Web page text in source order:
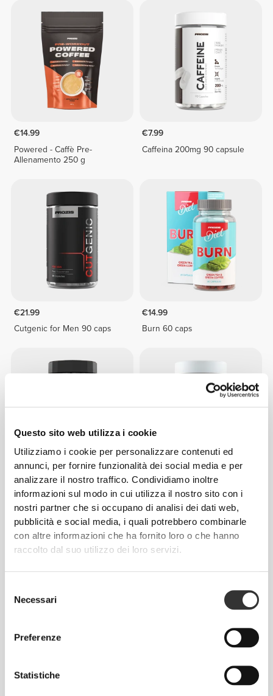
Questo sito web utilizza i cookie
Utilizziamo i cookie per personalizzare contenuti ed
annunci, per fornire funzionalità dei social media e per
analizzare il nostro traffico. Condividiamo inoltre
informazioni sul modo in cui utilizza il nostro sito con i
nostri partner che si occupano di analisi dei dati web,
pubblicità e social media, i quali potrebbero combinarle
con altre informazioni che ha fornito loro o che hanno
raccolto dal suo utilizzo dei loro servizi.
delNecessari
Preferenze
Statistiche
€14.99
Powered - Caffè Pre-
Allenamento 250 g
€7.99
Caffeina 200mg 90 capsule
€21.99
Cutgenic for Men 90 caps
€14.99
Burn 60 caps
€19.99
XCESS Ultra Concentrate 60
capsule
€10.99
Guaranà 500mg 60 capsule
Burn 120 caps
2 Week Cut & Burn 90 Caps -